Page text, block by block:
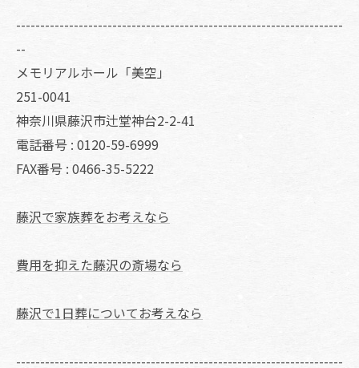
--------------------------------------------------------------------
--
メモリアルホール「美空」
251-0041
神奈川県藤沢市辻堂神台2-2-41
電話番号 : 0120-59-6999
FAX番号 : 0466-35-5222
藤沢で家族葬をお考えなら
費用を抑えた藤沢の斎場なら
藤沢で1日葬についてお考えなら
--------------------------------------------------------------------